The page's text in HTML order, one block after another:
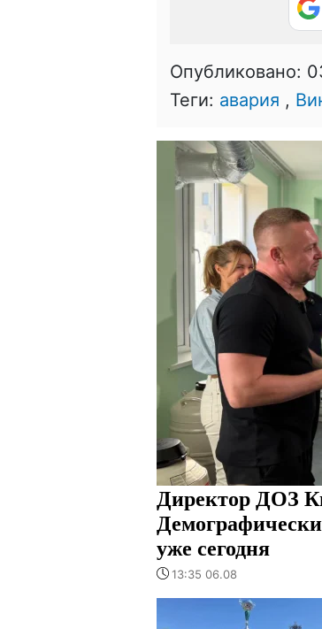
Опубликовано:
Теги: авария ,
Директор ДОЗ
уже сегодня
13:35 06.08